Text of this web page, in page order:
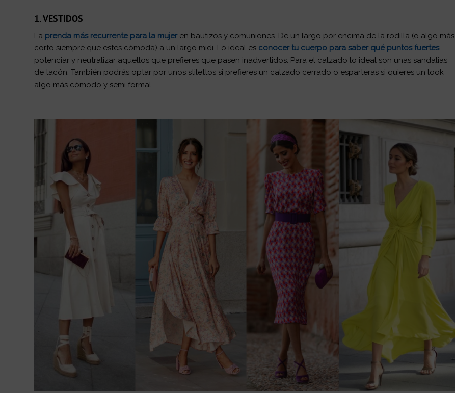
1. VESTIDOS
La prenda más recurrente para la mujer en bautizos y comuniones. De un largo por encima de la rodilla (o algo más
corto siempre que estes cómoda) a un largo midi. Lo ideal es conocer tu cuerpo para saber qué puntos fuertes
potenciar y neutralizar aquellos que prefieres que pasen inadvertidos. Para el calzado lo ideal son unas sandalias
de tacón. También podrás optar por unos stilettos si prefieres un calzado cerrado o esparteras si quieres un look
algo más cómodo y semi formal.